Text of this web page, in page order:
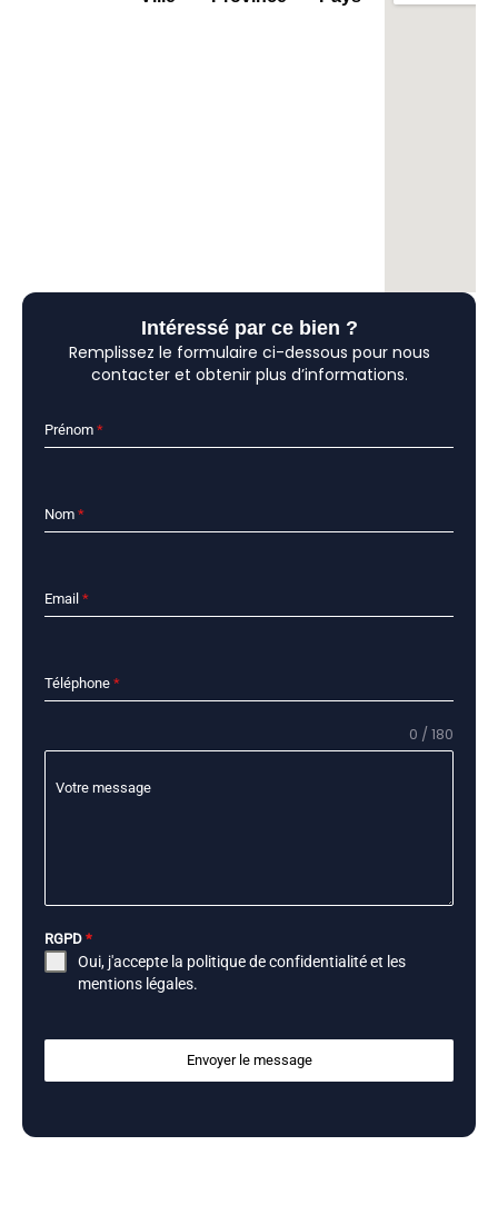
Intéressé par ce bien ?
Remplissez le formulaire ci-dessous pour nous
contacter et obtenir plus d’informations.
Prénom *
Nom *
Email *
Téléphone *
Votre message
0 / 180
RGPD *
Oui, j'accepte la politique de confidentialitéet les
mentions légales.
Envoyer le message